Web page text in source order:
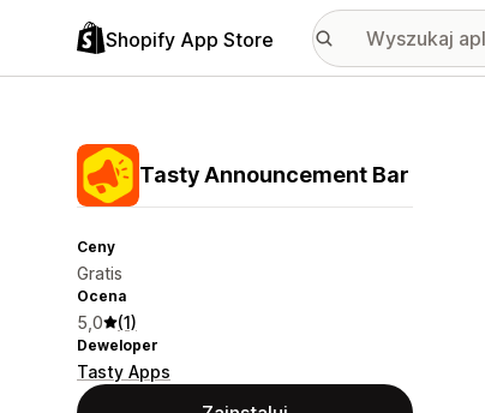
Shopify App Store
Tasty Announcement Bar
Ceny
Gratis
Ocena
5,0 (1)
Deweloper
Tasty Apps